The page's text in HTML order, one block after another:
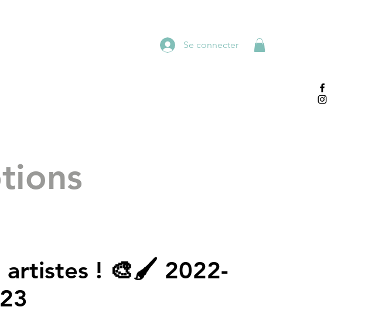
Se connecter
artistes ! 🎨🖌 2022-